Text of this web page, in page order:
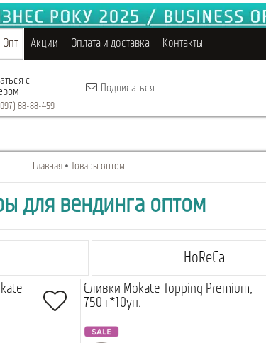
Опт Акции Оплата и доставка Контакты
с
88-88-459
Подписаться
Главная Товары оптом
для вендинга оптом
HoReCa
Сливки Mokate Topping Premium,
750 г*10уп.